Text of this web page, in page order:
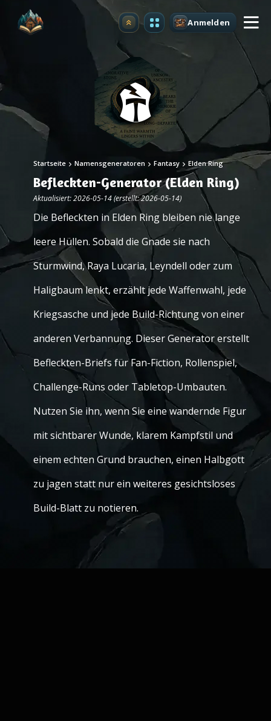
Upgrade Anmelden
Startseite Namensgeneratoren Fantasy Elden Ring
Befleckten-Generator (Elden Ring)
Aktualisiert: 2026-05-14 (erstellt: 2026-05-14)
Die Befleckten in Elden Ring bleiben nie lange
leere Hüllen. Sobald die Gnade sie nach
Sturmwind, Raya Lucaria, Leyndell oder zum
Haligbaum lenkt, erzählt jede Waffenwahl, jede
Kriegsasche und jede Build-Richtung von einer
anderen Verbannung. Dieser Generator erstellt
Befleckten-Briefs für Fan-Fiction, Rollenspiel,
Challenge-Runs oder Tabletop-Umbauten.
Nutzen Sie ihn, wenn Sie eine wandernde Figur
mit sichtbarer Wunde, klarem Kampfstil und
einem echten Grund brauchen, einen Halbgott
zu jagen statt nur ein weiteres gesichtsloses
Build-Blatt zu notieren.